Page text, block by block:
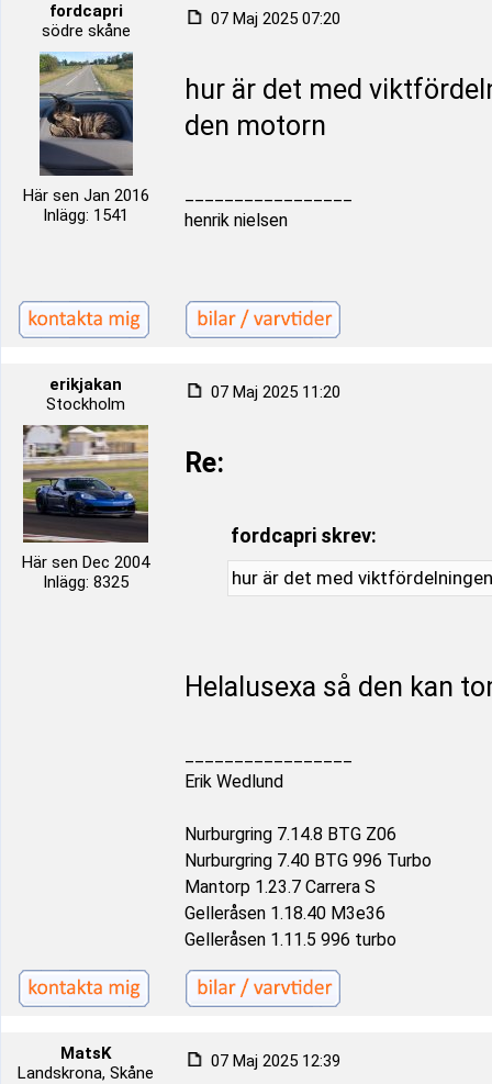
fordcapri
södre skåne
Här sen Jan 2016
Inlägg: 1541
07 Maj 2025 07:20
hur är det med
den motorn
henrik nielsen
erikjakan
Stockholm
Här sen Dec 2004
Inlägg: 8325
07 Maj 2025 11:20
Re:
fordcapri skrev:
hur är det med
Helalusexa så den kan
Erik Wedlund
Nurburgring 7.14.8 BTG Z06
Nurburgring 7.40 BTG 996 Turbo
Mantorp 1.23.7 Carrera S
Gelleråsen 1.18.40 M3e36
Gelleråsen 1.11.5 996 turbo
MatsK
Landskrona, Skåne
07 Maj 2025 12:39